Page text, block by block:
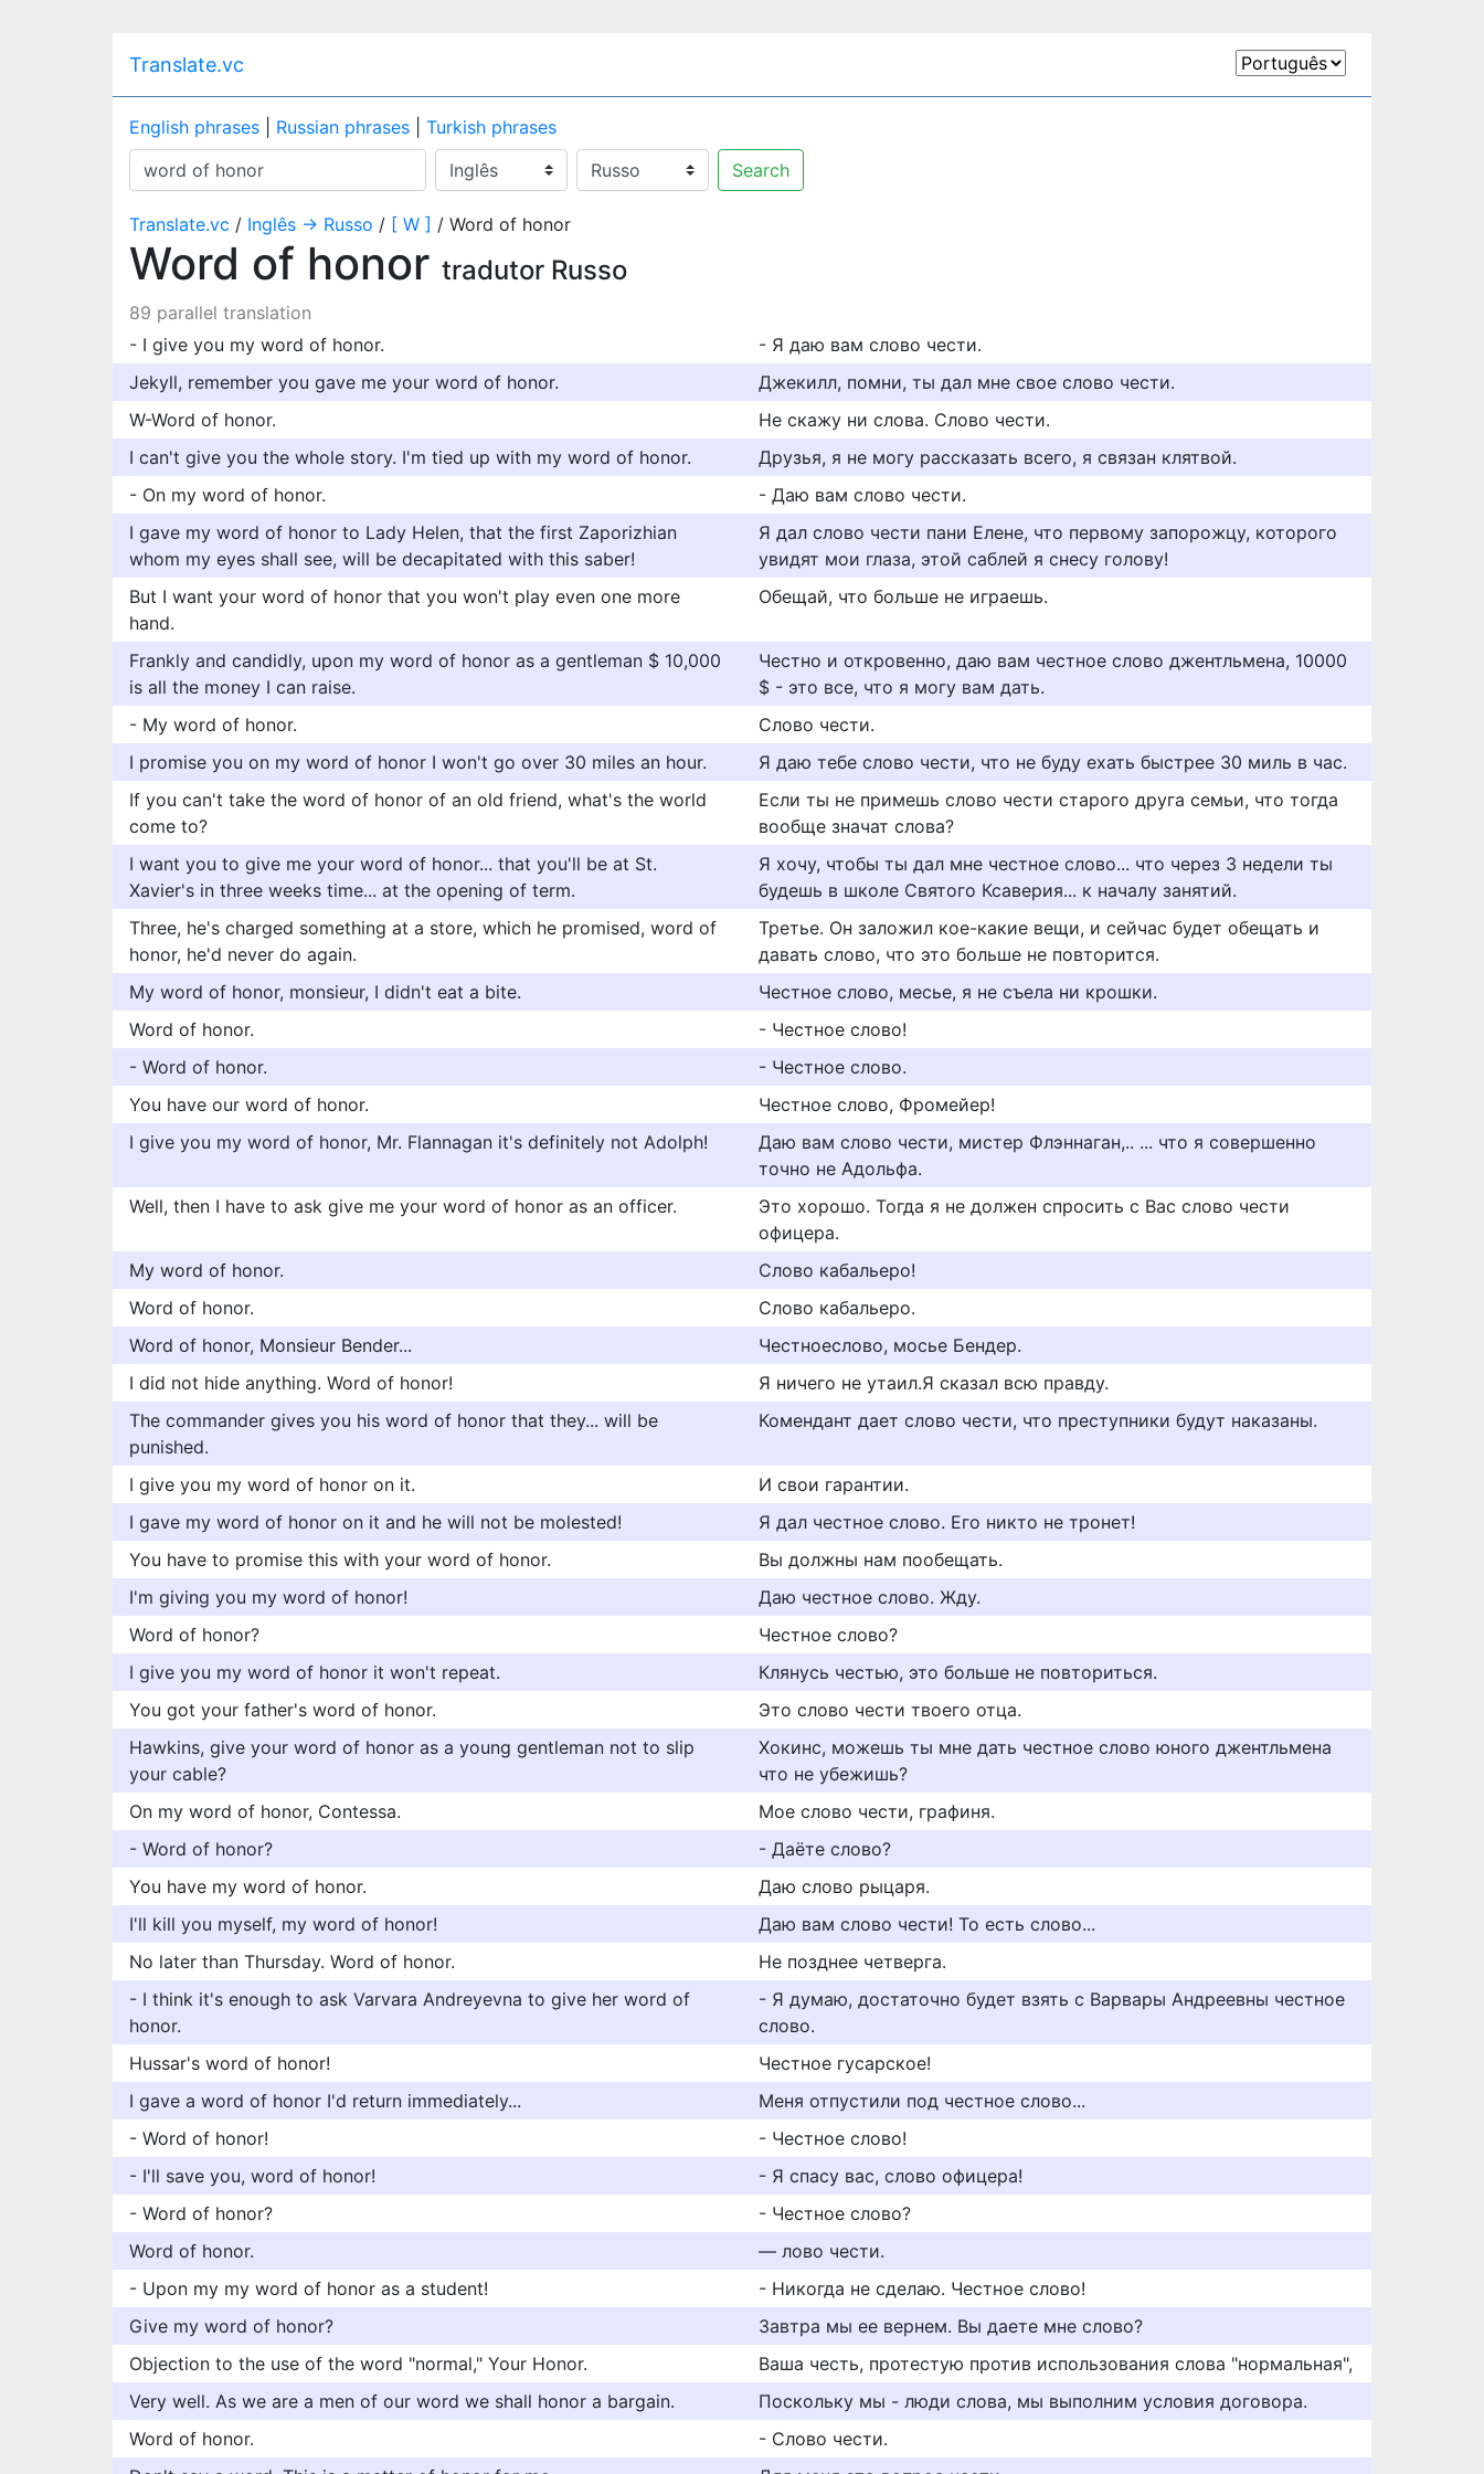
Translate.vc
English phrases Russian phrases
Turkish phrases
Search
Translate.vc / Inglês → Russo / [ W ] / Word of honor
Word of honor tradutor Russo
89 parallel translation
- I give you my word of honor.
- Я даю вам слово чести.
Jekyll, remember you gave me your word of honor.
Джекилл, помни, ты дал мне свое слово чести.
W-Word of honor.
Не скажу ни слова. Слово чести.
I can't give you the whole story. I'm tied up with my word of honor.
Друзья, я не могу рассказать всего, я связан клятвой.
- On my word of honor.
- Даю вам слово чести.
I gave my word of honor to Lady Helen, that the first Zaporizhian
whom my eyes shall see, will be decapitated with this saber!
Я дал слово чести пани Елене, что первому запорожцу, которого
увидят мои глаза, этой саблей я снесу голову!
But I want your word of honor that you won't play even one more
hand.
Обещай, что больше не играешь.
Frankly and candidly, upon my word of honor as a gentleman $ 10,000
is all the money I can raise.
Честно и откровенно, даю вам честное слово джентльмена, 10000
$ - это все, что я могу вам дать.
- My word of honor.
Слово чести.
I promise you on my word of honor I won't go over 30 miles an hour.
Я даю тебе слово чести, что не буду ехать быстрее 30 миль в час.
If you can't take the word of honor of an old friend, what's the world
come to?
Если ты не примешь слово чести старого друга семьи, что тогда
вообще значат слова?
I want you to give me your word of honor... that you'll be at St.
Xavier's in three weeks time... at the opening of term.
Я хочу, чтобы ты дал мне честное слово... что через 3 недели ты
будешь в школе Святого Ксаверия... к началу занятий.
Three, he's charged something at a store, which he promised, word of
honor, he'd never do again.
Третье. Он заложил кое-какие вещи, и сейчас будет обещать и
давать слово, что это больше не повторится.
My word of honor, monsieur, I didn't eat a bite.
Честное слово, месье, я не съела ни крошки.
Word of honor.
- Честное слово!
- Word of honor.
- Честное слово.
You have our word of honor.
Честное слово, Фромейер!
I give you my word of honor, Mr. Flannagan it's definitely not Adolph!
Даю вам слово чести, мистер Флэннаган,.. ... что я совершенно
точно не Адольфа.
Well, then I have to ask give me your word of honor as an officer.
Это хорошо. Тогда я не должен спросить с Вас слово чести
офицера.
My word of honor.
Слово кабальеро!
Word of honor.
Слово кабальеро.
Word of honor, Monsieur Bender...
Честноеслово, мосье Бендер.
I did not hide anything. Word of honor!
Я ничего не утаил.Я сказал всю правду.
The commander gives you his word of honor that they... will be
punished.
Комендант дает слово чести, что преступники будут наказаны.
I give you my word of honor on it.
И свои гарантии.
I gave my word of honor on it and he will not be molested!
Я дал честное слово. Его никто не тронет!
You have to promise this with your word of honor.
Вы должны нам пообещать.
I'm giving you my word of honor!
Даю честнoе слoвo. Жду.
Word of honor?
Честное слово?
I give you my word of honor it won't repeat.
Клянусь честью, это больше не повториться.
You got your father's word of honor.
Это слово чести твоего отца.
Hawkins, give your word of honor as a young gentleman not to slip
your cable?
Хокинс, можешь ты мне дать честное слово юного джентльмена
что не убежишь?
On my word of honor, Contessa.
Мое слово чести, графиня.
- Word of honor?
- Даёте слово?
You have my word of honor.
Даю слово рыцаря.
I'll kill you myself, my word of honor!
Даю вам слово чести! То есть слово...
No later than Thursday. Word of honor.
Не позднее четверга.
- I think it's enough to ask Varvara Andreyevna to give her word of
honor.
- Я думаю, достаточно будет взять с Варвары Андреевны честное
слово.
Hussar's word of honor!
Честное гусарское!
I gave a word of honor I'd return immediately...
Меня отпустили под честное слово...
- Word of honor!
- Честное слово!
- I'll save you, word of honor!
- Я спасу вас, слово офицера!
- Word of honor?
- Честное слово?
Word of honor.
— лово чести.
- Upon my my word of honor as a student!
- Никогда не сделаю. Честное слово!
Give my word of honor?
Завтра мы ее вернем. Вы даете мне слово?
Objection to the use of the word "normal," Your Honor.
Ваша честь, протестую против использования слова "нормальная",
Very well. As we are a men of our word we shall honor a bargain.
Поскольку мы - люди слова, мы выполним условия договора.
Word of honor.
- Слово чести.